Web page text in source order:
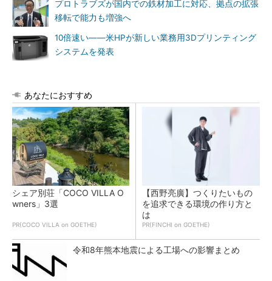
プロトラブズが国内での鉄材加工に対応、拠点の拡張
移転で能力も増強へ
10倍速い――米HPが新しい業務用3Dプリンティング
システムを発表
あなたにおすすめ
シェア別荘「COCO VILLA O
wners」3選
PR(COCO VILLA on GOETHE)
【西野亮廣】つくりたいもの
を追求できる環境の作り方と
は
PR(FINCHI on GOETHE)
令和8年熊本地震による工場への影響まとめ